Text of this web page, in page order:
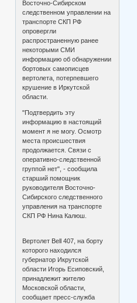
Восточно-Сибирском
следственном управлении на
транспорте СКП РФ
опровергли
распространенную ранее
некоторыми СМИ
информацию об обнаружении
бортовых самописцев
вертолета, потерпевшего
крушение в Иркутской
области.
"Подтвердить эту
информацию в настоящий
момент я не могу. Осмотр
места происшествия
продолжается. Связи с
оперативно-следственной
группой нет", - сообщила
старший помощник
руководителя Восточно-
Сибирского следственного
управления на транспорте
СКП РФ Нина Калюш.
Вертолет Bell 407, на борту
которого находился
губернатор Икрутской
области Игорь Есиповский,
принадлежит жителю
Московской области,
сообщает пресс-служба